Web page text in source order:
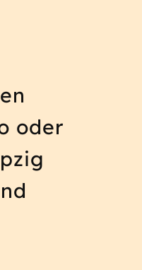
oder